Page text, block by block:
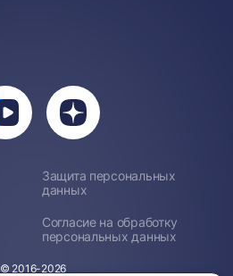
Вы
перейдете
Вы
перейдете
Дзен
Защита персональных
данных
Согласие на обработку
персональных данных
© 2016-2026